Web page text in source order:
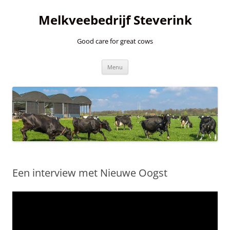
Melkveebedrijf Steverink
Good care for great cows
Menu
Een interview met Nieuwe Oogst